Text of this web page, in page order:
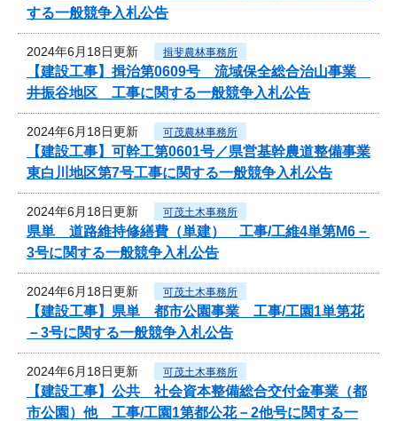
する一般競争入札公告
2024年6月18日更新 揖斐農林事務所
【建設工事】揖治第0609号 流域保全総合治山事業
井振谷地区 工事に関する一般競争入札公告
2024年6月18日更新 可茂農林事務所
【建設工事】可幹工第0601号／県営基幹農道整備事業
東白川地区第7号工事に関する一般競争入札公告
2024年6月18日更新 可茂土木事務所
県単 道路維持修繕費（単建） 工事/工維4単第M6－
3号に関する一般競争入札公告
2024年6月18日更新 可茂土木事務所
【建設工事】県単 都市公園事業 工事/工園1単第花
－3号に関する一般競争入札公告
2024年6月18日更新 可茂土木事務所
【建設工事】公共 社会資本整備総合交付金事業（都
市公園）他 工事/工園1第都公花－2他号に関する一